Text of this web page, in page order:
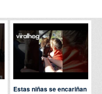
Estas niñas se encariñan